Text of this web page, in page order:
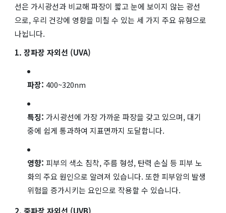
선은 가시광선과 비교해 파장이 짧고 눈에 보이지 않는 광선
으로, 우리 건강에 영향을 미칠 수 있는 세 가지 주요 유형으로
나뉩니다.
1. 장파장 자외선 (UVA)
파장: 400~320nm
특징: 가시광선에 가장 가까운 파장을 갖고 있으며, 대기
중에 쉽게 통과하여 지표면까지 도달합니다.
영향: 피부의 색소 침착, 주름 형성, 탄력 손실 등 피부 노
화의 주요 원인으로 알려져 있습니다. 또한 피부암의 발생
위험을 증가시키는 요인으로 작용할 수 있습니다.
2. 중파장 자외선 (UVB)